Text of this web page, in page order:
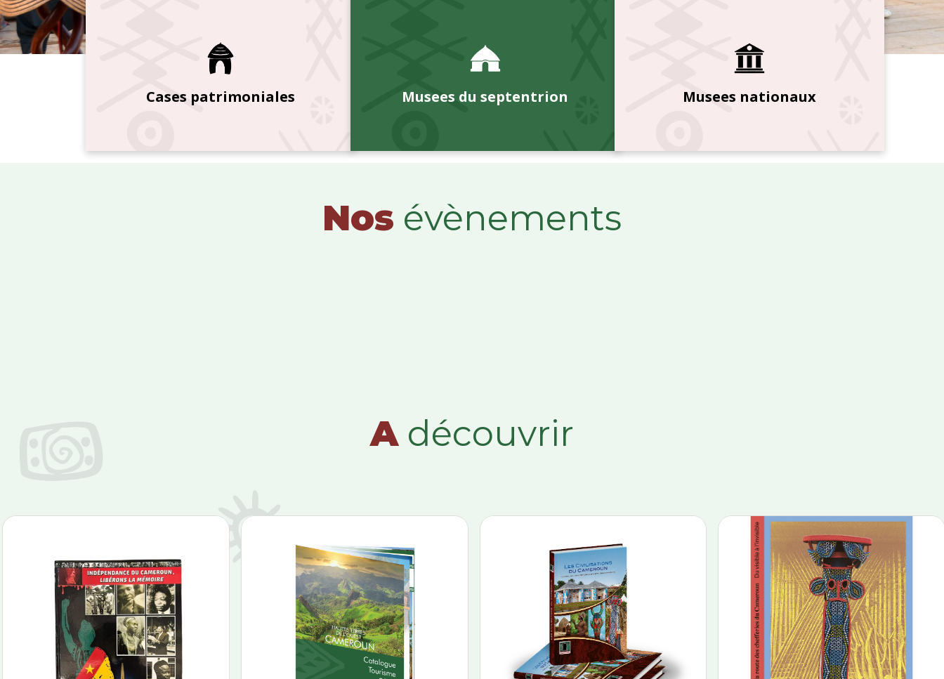
Cases patrimoniales Musees du septentrion Musees nationaux
Nos évènements
Adécouvrir